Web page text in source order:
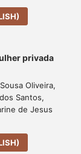
privada
Oliveira,
Santos,
de Jesus